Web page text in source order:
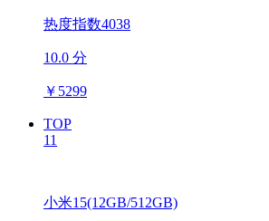
热度指数4038
10.0 分
￥ 5299
TOP
11
小米15(12GB/512GB)